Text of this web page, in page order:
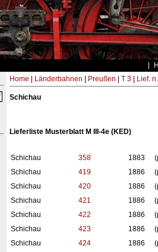
Home Länderbahnen Preußen T 3| Lief.
Schichau
Lieferliste Musterblatt M III-4e (KED)
Schichau 358 1883
Schichau
419 1886
Schichau
420 1886
Schichau
421 1886
Schichau
422 1886
Schichau
423 1886
Schichau
424 1886